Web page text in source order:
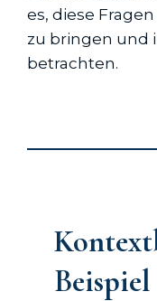
es, diese
zu bringen und
betrachten.
Beispiel